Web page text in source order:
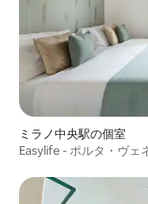
ミラノ中央駅の個室
Easylife - ポルタ・ヴェ